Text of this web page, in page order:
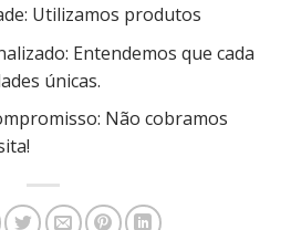
Utilizamos produtos
Entendemos que cada
únicas.
Não cobramos